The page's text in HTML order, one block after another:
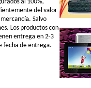
al 100%,
del valor
Salvo
Los productos con
entrega en 2-3
fecha de entrega.